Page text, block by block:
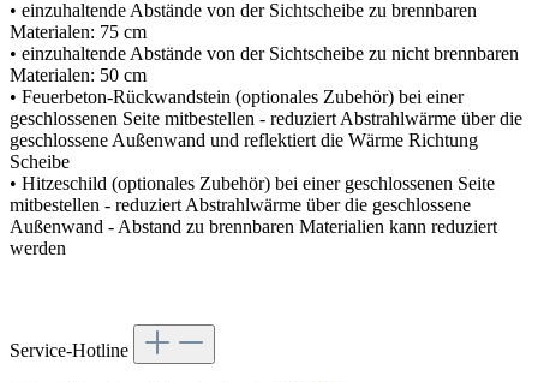
• einzuhaltende Abstände von der Sichtscheibe zu brennbaren
Materialen: 75 cm
• einzuhaltende Abstände von der Sichtscheibe zu nicht brennbaren
Materialen: 50 cm
• Feuerbeton-Rückwandstein (optionales Zubehör) bei einer
geschlossenen Seite mitbestellen - reduziert Abstrahlwärme über die
geschlossene Außenwand und reflektiert die Wärme Richtung
Scheibe
• Hitzeschild (optionales Zubehör) bei einer geschlossenen Seite
mitbestellen - reduziert Abstrahlwärme über die geschlossene
Außenwand - Abstand zu brennbaren Materialien kann reduziert
werden
Service-Hotline